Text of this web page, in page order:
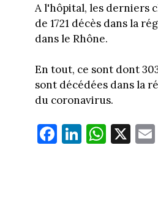
A l'hôpital, les derniers
de 1721 décès dans la
dans le Rhône.
En tout, ce sont dont
sont décédées dans la
du coronavirus.
Fa
ce
Li
nk
W
ha
X